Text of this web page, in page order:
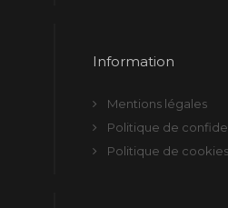
Information
Mentions légales
Politique de
Politique de cookies